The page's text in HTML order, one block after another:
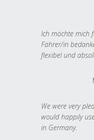
Ich möchte mich
Fahrer/in
flexibel und
We were very
would happily
in Germany.